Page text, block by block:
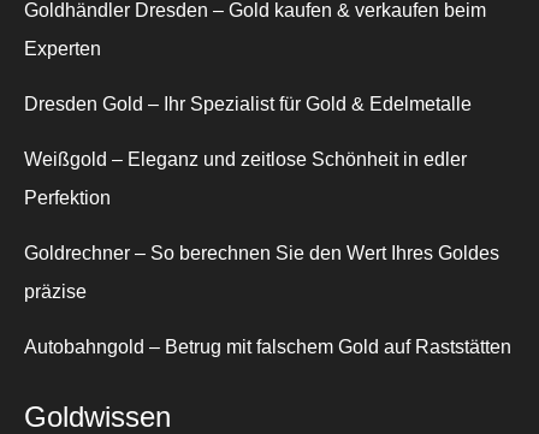
Goldhändler Dresden – Gold kaufen & verkaufen beim
Experten
Dresden Gold – Ihr Spezialist für Gold & Edelmetalle
Weißgold – Eleganz und zeitlose Schönheit in edler
Perfektion
Goldrechner – So berechnen Sie den Wert Ihres Goldes
präzise
Autobahngold – Betrug mit falschem Gold auf Raststätten
Goldwissen